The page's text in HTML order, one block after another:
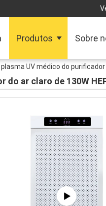
Produtos Sobre
plasma UV médico do purificador
do ar claro de 130W